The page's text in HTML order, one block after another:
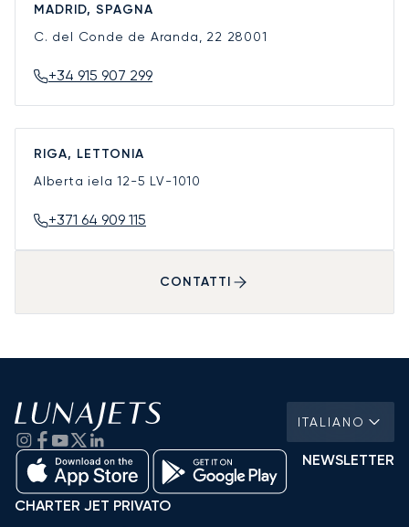
MADRID, SPAGNA
C. del Conde de Aranda, 22 28001
+34 915 907 299
RIGA, LETTONIA
Alberta iela 12-5 LV-1010
+371 64 909 115
CONTATTI
ITALIANO
NEWSLETTER
CHARTER JET PRIVATO